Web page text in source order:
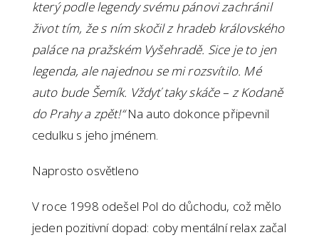
který podle legendy svému pánovi zachránil
život tím, že s ním skočil z hradeb královského
paláce na pražském Vyšehradě. Sice je to jen
legenda, ale najednou se mi rozsvítilo. Mé
auto bude Šemík. Vždyť taky skáče – z Kodaně
do Prahy a zpět!“Na auto dokonce připevnil
cedulku s jeho jménem.
Naprosto osvětleno
V roce 1998 odešel Pol do důchodu, což mělo
jeden pozitivní dopad: coby mentální relax začal